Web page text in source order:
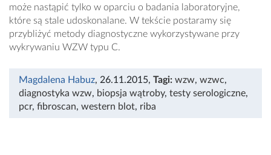
może nastąpić tylko w oparciu o badania laboratoryjne,
które są stale udoskonalane. W tekście postaramy się
przybliżyć metody diagnostyczne wykorzystywane przy
wykrywaniu WZW typu C.
Magdalena Habuz, 26.11.2015, Tagi: wzw, wzwc,
diagnostyka wzw, biopsja wątroby, testy serologiczne,
pcr, fibroscan, western blot, riba